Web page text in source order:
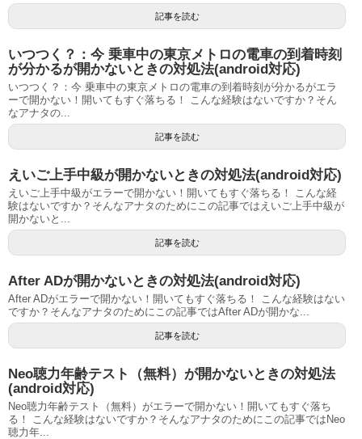
記事を読む
いつつく？：今 乗車中の東京メトロの電車の到着時刻
が分かるが開かないときの対処法(android対応)
いつつく？：今 乗車中の東京メトロの電車の到着時刻が分かるがエラ
ーで開かない！開いてもすぐ落ちる！ こんな経験はないですか？そん
なアナタの...
記事を読む
えいご上手中級が開かないときの対処法(android対応)
えいご上手中級がエラーで開かない！開いてもすぐ落ちる！ こんな経
験はないですか？そんなアナタのためにこの記事ではえいご上手中級が
開かないと...
記事を読む
After ADが開かないときの対処法(android対応)
After ADがエラーで開かない！開いてもすぐ落ちる！ こんな経験はない
ですか？そんなアナタのためにこの記事ではAfter ADが開かな...
記事を読む
Neo聴力年齢テスト（無料）が開かないときの対処法
(android対応)
Neo聴力年齢テスト（無料）がエラーで開かない！開いてもすぐ落ち
る！ こんな経験はないですか？そんなアナタのためにこの記事ではNeo
聴力年...